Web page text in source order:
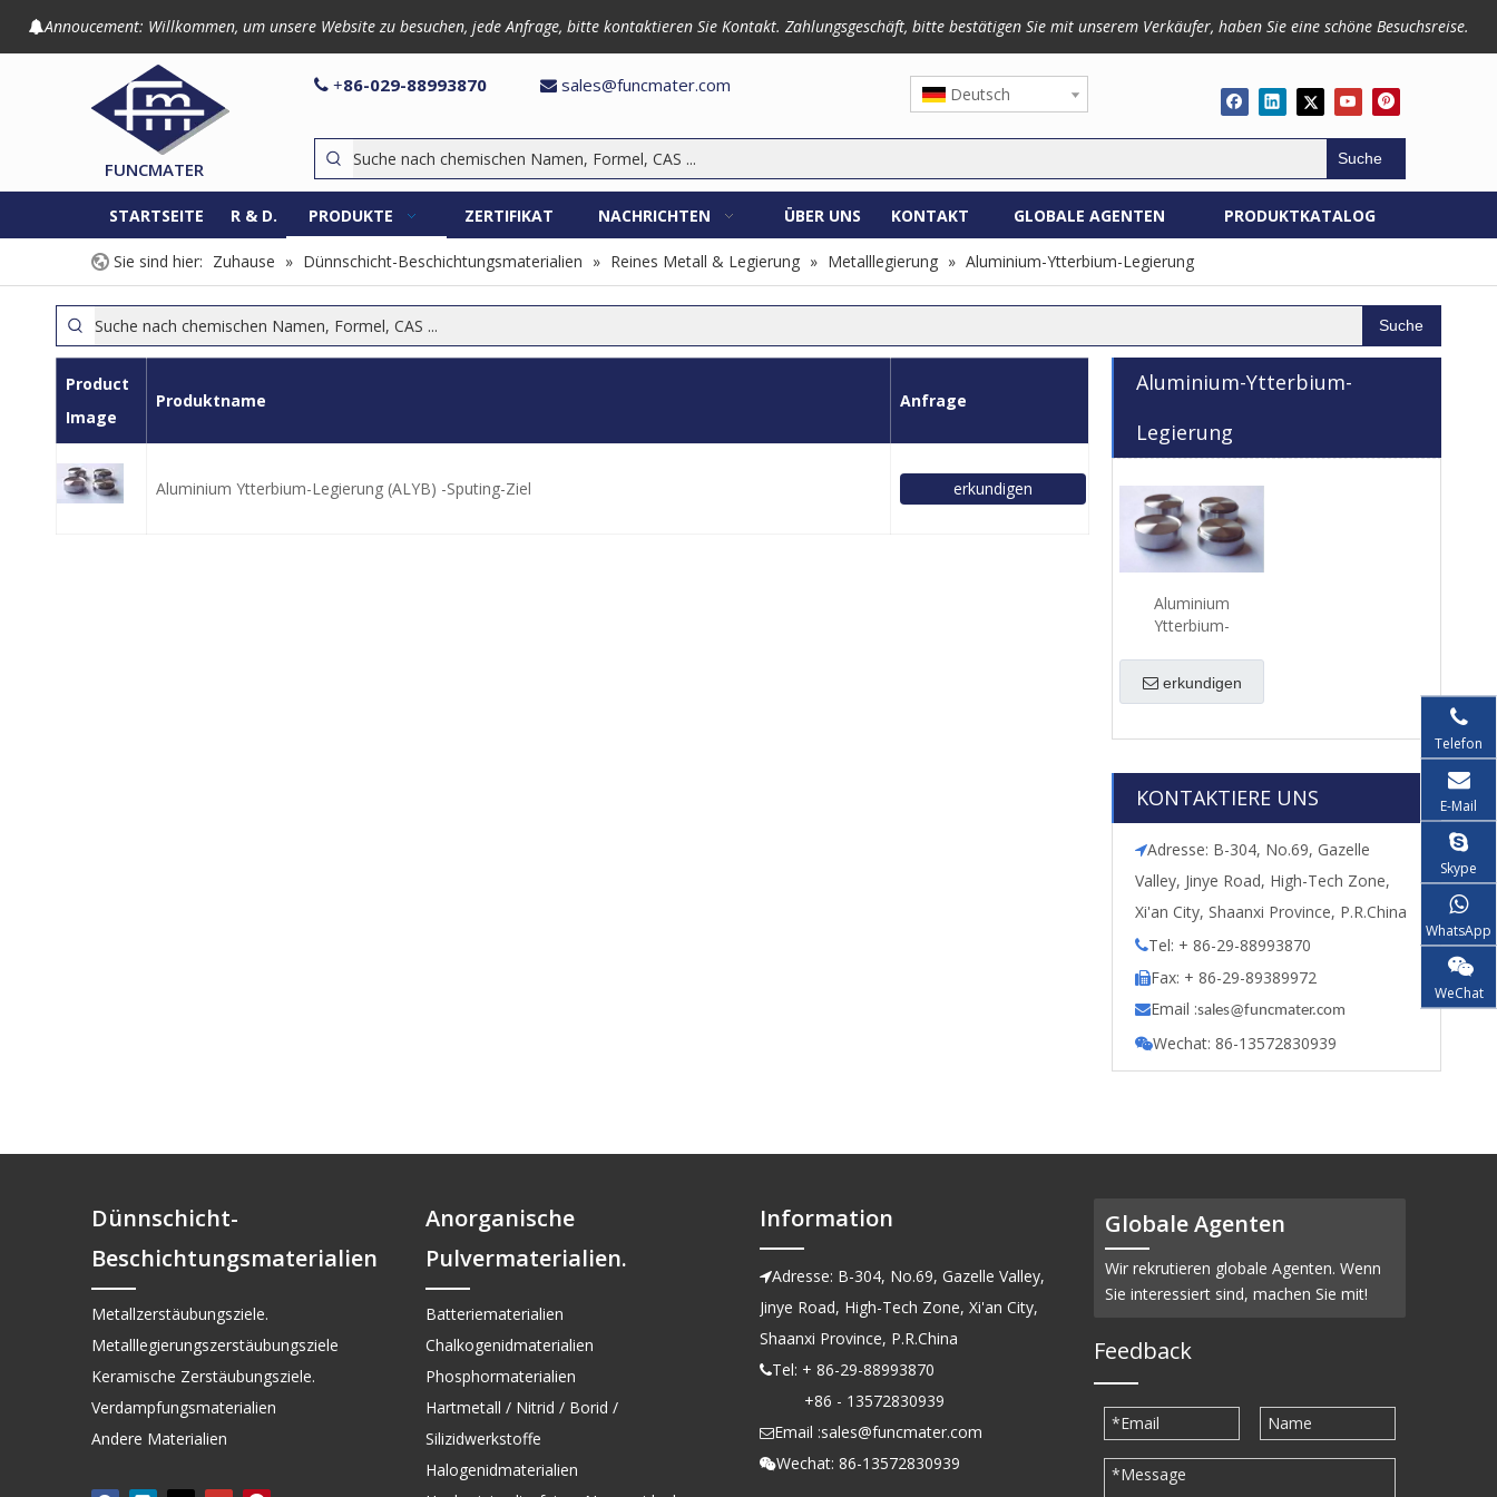
Annoucement: Willkommen, um unsere Website zu besuchen, jede Anfrage, bitte kontaktieren Sie Kontakt. Zahlungsgeschäft, bitte bestätigen Sie mit unserem Verkäufer, haben Sie eine schöne Besuchsreise.
FUNCMATER
 +86-029-88993870  sales@funcmater.com Deutsch
Suche
STARTSEITE R & D. PRODUKTE ZERTIFIKAT NACHRICHTEN ÜBER UNS KONTAKT GLOBALE AGENTEN PRODUKTKATALOG
Sie sind hier: Zuhause » Dünnschicht-Beschichtungsmaterialien » Reines Metall & Legierung » Metalllegierung » Aluminium-Ytterbium-Legierung
Suche
Product
Image
Produktname Anfrage
Aluminium Ytterbium-Legierung (ALYB) -Sputing-Ziel erkundigen
Aluminium-Ytterbium-
Legierung
Aluminium
Ytterbium-
erkundigen
KONTAKTIERE UNS
Adresse: B-304, No.69, Gazelle
Valley, Jinye Road, High-Tech Zone,
Xi'an City, Shaanxi Province, P.R.China
Tel: + 86-29-88993870
Fax: + 86-29-89389972
Email :sales@funcmater.com
Wechat: 86-13572830939
Dünnschicht-
Beschichtungsmaterialien
Metallzerstäubungsziele.
Metalllegierungszerstäubungsziele
Keramische Zerstäubungsziele.
Verdampfungsmaterialien
Andere Materialien
Telefon
E-Mail
Skype
WhatsApp
WeChat
Anorganische
Pulvermaterialien.
Batteriematerialien
Chalkogenidmaterialien
Phosphormaterialien
Hartmetall / Nitrid / Borid /
Silizidwerkstoffe
Halogenidmaterialien
Information
Adresse: B-304, No.69, Gazelle Valley,
Jinye Road, High-Tech Zone, Xi'an City,
Shaanxi Province, P.R.China
Tel: + 86-29-88993870
+86 - 13572830939
Email :sales@funcmater.com
Wechat: 86-13572830939
Globale Agenten
Wir rekrutieren globale Agenten. Wenn
Sie interessiert sind, machen Sie mit!
Feedback